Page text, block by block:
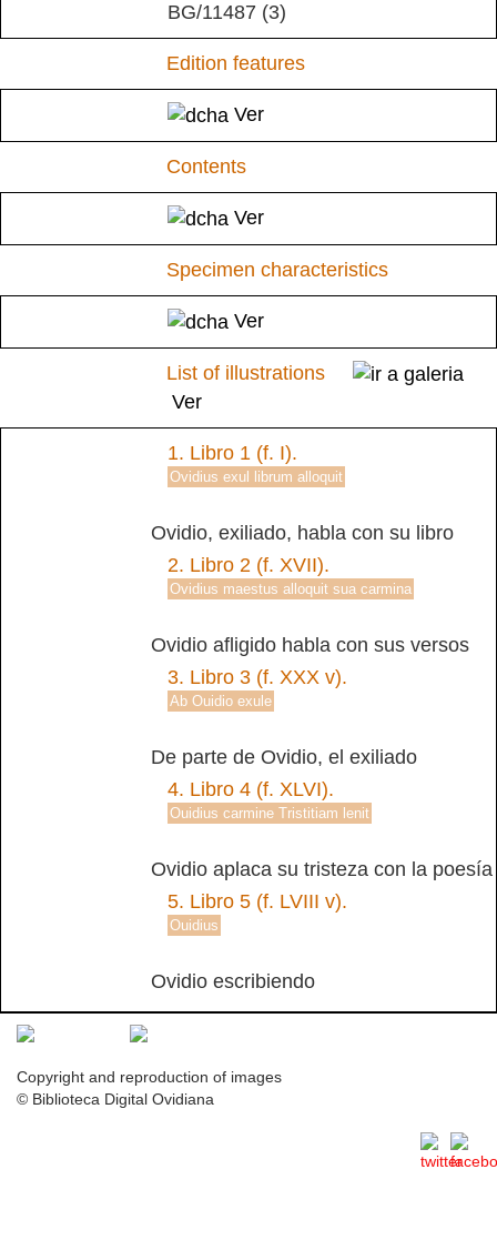
BG/11487 (3)
Edition features
Ver
Contents
Ver
Specimen characteristics
Ver
List of illustrations
Ver
1. Libro 1 (f. I).
Ovidius exul librum alloquit
Ovidio, exiliado, habla con su libro
2. Libro 2 (f. XVII).
Ovidius maestus alloquit sua carmina
Ovidio afligido habla con sus versos
3. Libro 3 (f. XXX v).
Ab Ouidio exule
De parte de Ovidio, el exiliado
4. Libro 4 (f. XLVI).
Ouidius carmine Tristitiam lenit
Ovidio aplaca su tristeza con la poesía
5. Libro 5 (f. LVIII v).
Ouidius
Ovidio escribiendo
Copyright and reproduction of images
© Biblioteca Digital Ovidiana